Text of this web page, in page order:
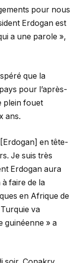
pour nous
Erdogan est
a une parole »,
que la
pour l’après-
plein fouet
ans.
[Erdogan] en tête-
Je suis très
Erdogan aura
à faire de la
en Afrique de
Turquie va
guinéenne » a